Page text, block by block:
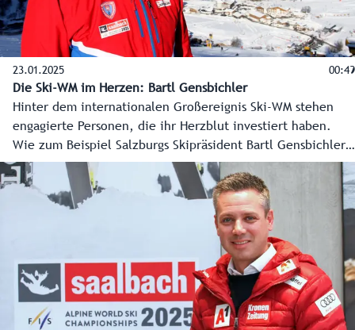
23.01.2025 00:49
Die Ski-WM im Herzen: Bartl Gensbichler
Hinter dem internationalen Großereignis Ski-WM stehen
engagierte Personen, die ihr Herzblut investiert haben.
Wie zum Beispiel Salzburgs Skipräsident Bartl Gensbichler.
Auch er hat die Ski-WM im Herzen.